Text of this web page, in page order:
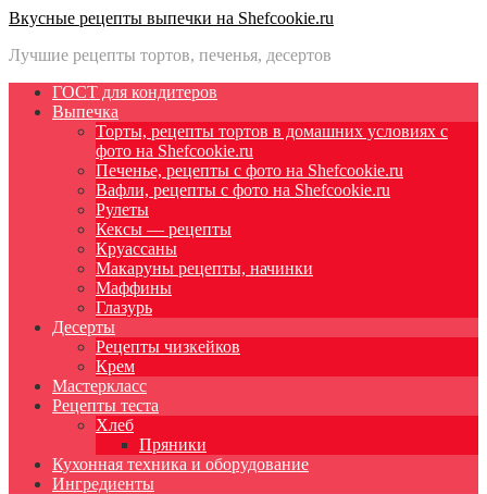
Вкусные рецепты выпечки на Shefcookie.ru
Лучшие рецепты тортов, печенья, десертов
ГОСТ для кондитеров
Выпечка
Торты, рецепты тортов в домашних условиях с
фото на Shefcookie.ru
Печенье, рецепты с фото на Shefcookie.ru
Вафли, рецепты с фото на Shefcookie.ru
Рулеты
Кексы — рецепты
Круассаны
Макаруны рецепты, начинки
Маффины
Глазурь
Десерты
Рецепты чизкейков
Крем
Мастеркласс
Рецепты теста
Хлеб
Пряники
Кухонная техника и оборудование
Ингредиенты